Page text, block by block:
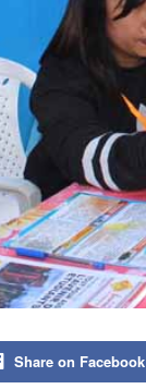
Share on Facebook